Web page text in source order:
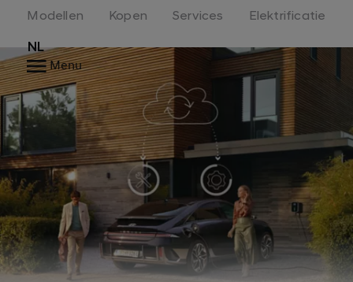
Modellen Kopen Services Elektrificatie
NL
Menu